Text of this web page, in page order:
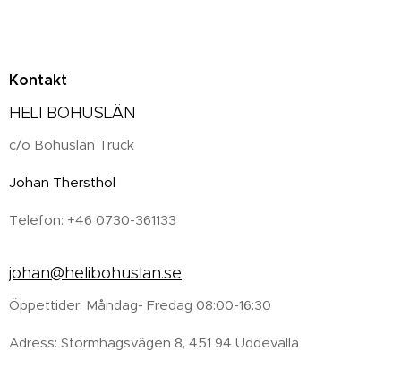
Kontakt
HELI BOHUSLÄN
c/o Bohuslän Truck
Johan Thersthol
Telefon: +46 0730-361133
johan@helibohuslan.se
Öppettider: Måndag- Fredag 08:00-16:30
Adress: Stormhagsvägen 8, 451 94 Uddevalla